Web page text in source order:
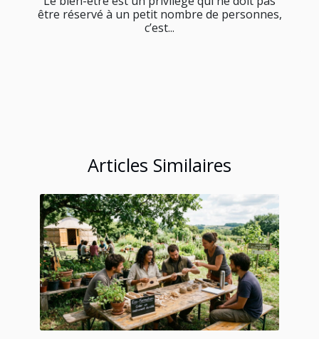
être réservé à un petit nombre de personnes,
c’est...
Articles Similaires